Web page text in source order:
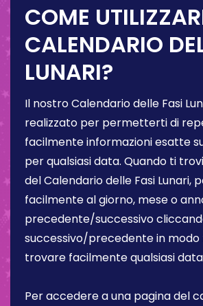
COME
CALENDARIO
LUNARI?
Il nostro Calendario delle Fasi
realizzato per permetterti di
facilmente informazioni esatte
per qualsiasi data. Quando ti
del Calendario delle Fasi Lunari,
facilmente al giorno, mese o
precedente/successivo
successivo/precedente in
trovare facilmente qualsiasi
Per accedere a una pagina del